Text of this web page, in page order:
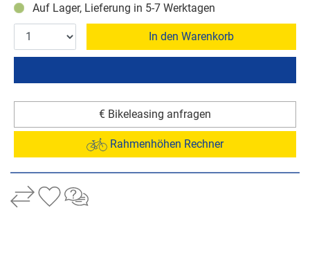
Auf Lager, Lieferung in 5-7 Werktagen
In den Warenkorb
€ Bikeleasing anfragen
Rahmenhöhen Rechner